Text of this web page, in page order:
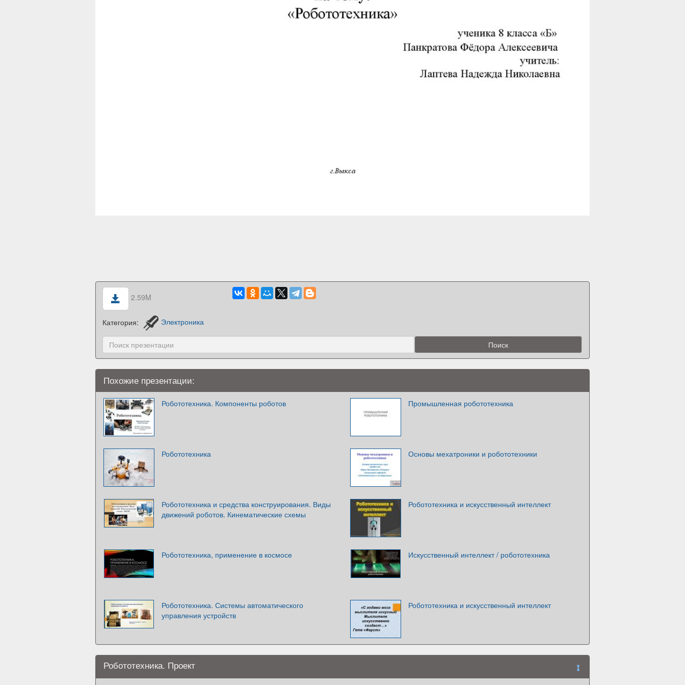
2.59M
Категория: Электроника
Похожие презентации:
Робототехника. Компоненты роботов Промышленная робототехника
Робототехника Основы мехатроники и робототехники
Робототехника и средства конструирования. Виды
движений роботов. Кинематические схемы
Робототехника и искусственный интеллект
Робототехника, применение в космосе Искусственный интеллект / робототехника
Робототехника. Системы автоматического
управления устройств
Робототехника и искусственный интеллект
Робототехника. Проект